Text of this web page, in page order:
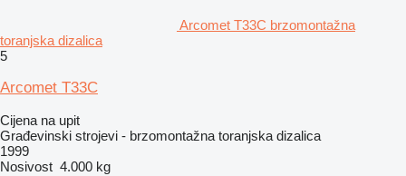
Arcomet T33C brzomontažna
toranjska dizalica
5
Arcomet T33C
Cijena na upit
Građevinski strojevi - brzomontažna toranjska dizalica
1999
Nosivost 4.000 kg